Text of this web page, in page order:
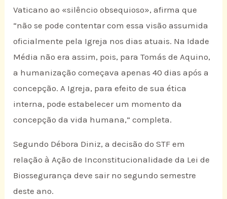
Vaticano ao «silêncio obsequioso», afirma que
“não se pode contentar com essa visão assumida
oficialmente pela Igreja nos dias atuais. Na Idade
Média não era assim, pois, para Tomás de Aquino,
a humanização começava apenas 40 dias após a
concepção. A Igreja, para efeito de sua ética
interna, pode estabelecer um momento da
concepção da vida humana,” completa.
Segundo Débora Diniz, a decisão do STF em
relação à Ação de Inconstitucionalidade da Lei de
Biossegurança deve sair no segundo semestre
deste ano.